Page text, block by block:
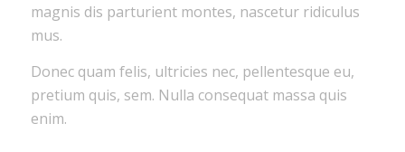
magnis dis parturient montes, nascetur ridiculus
mus.
Donec quam felis, ultricies nec, pellentesque eu,
pretium quis, sem. Nulla consequat massa quis
enim.